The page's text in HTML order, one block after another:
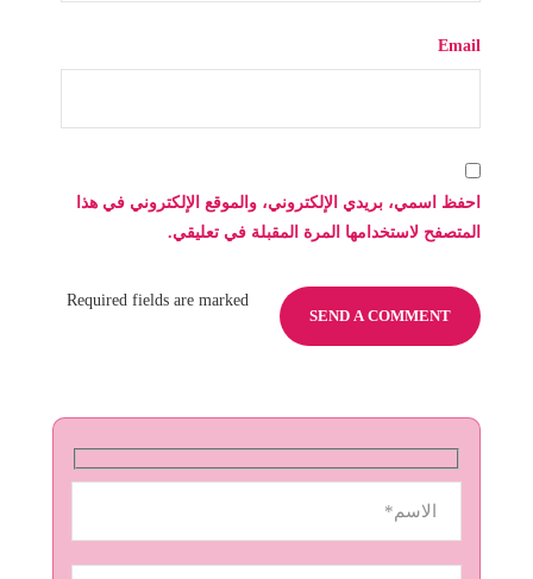
Email
احفظ اسمي، بريدي الإلكتروني، والموقع الإلكتروني في هذا
المتصفح لاستخدامها المرة المقبلة في تعليقي.
Required fields are marked